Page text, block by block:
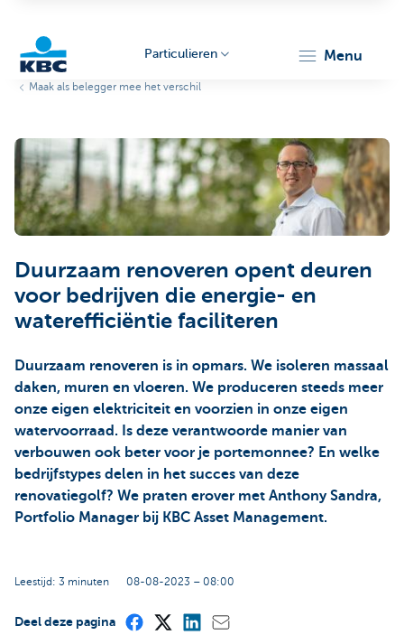
Particulieren menu
Maak als belegger mee het verschil
Duurzaam renoveren opent deuren
voor bedrijven die energie- en
waterefficiëntie faciliteren
Duurzaam renoveren is in opmars. We isoleren massaal
daken, muren en vloeren. We produceren steeds meer
onze eigen elektriciteit en voorzien in onze eigen
watervoorraad. Is deze verantwoorde manier van
verbouwen ook beter voor je portemonnee? En welke
bedrijfstypes delen in het succes van deze
renovatiegolf? We praten erover met Anthony Sandra,
Portfolio Manager bij KBC Asset Management.
Leestijd: 3 minuten 08-08-2023 – 08:00
Deel deze pagina